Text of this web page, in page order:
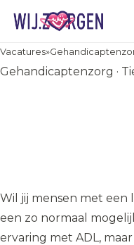
Vacatures»
Gehandicaptenzorg ·
Wil jij mensen met
een zo normaal
ervaring met ADL,